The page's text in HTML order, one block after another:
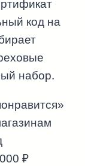
код на
набор.
₽